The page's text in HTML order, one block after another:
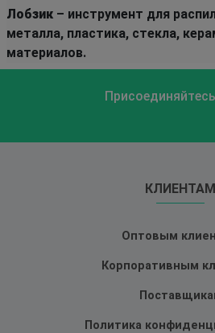
Лобзик – инструмент для
металла, пластика, стекла,
материалов.
КЛИЕНТАМ
Оптовым
Корпоративным
Политика